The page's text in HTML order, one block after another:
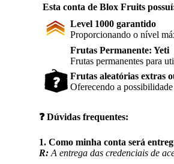
Esta conta de Blox Fruits
Level 1000 garantido
Proporcionando o nível
Frutas Permanente: Yeti
Frutas permanentes para
Frutas aleatórias extras
Oferecendo a
❓Dúvidas frequentes:
1. Como minha conta será
R: A entrega das credenciais de